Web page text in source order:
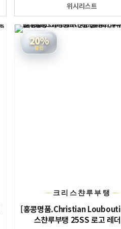
위시리스트
20%
할인
크리스챤루부탱
[홍콩명품.Christian
스챤루부탱 25SS 로고 레